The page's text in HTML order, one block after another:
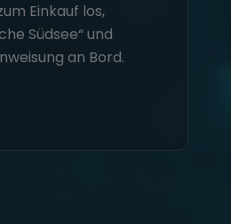
Einkauf los,
Südsee“ und
an Bord.